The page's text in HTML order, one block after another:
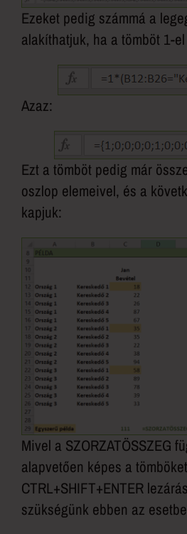
Ezeket pedig számmá a
alakíthatjuk, ha a tömböt 1-
Azaz:
Ezt a tömböt pedig már
oszlop elemeivel, és a
kapjuk:
Mivel a SZORZATÖSSZEG
alapvetően képes a
CTRL+SHIFT+ENTER
szükségünk ebben az